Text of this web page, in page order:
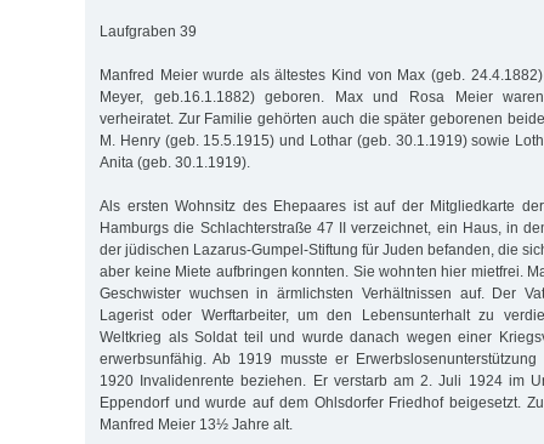
Laufgraben 39
Manfred Meier wurde als ältestes Kind von Max (geb.
Meyer, geb.16.1.1882) geboren. Max und Rosa Meier
verheiratet. Zur Familie gehörten auch die später geborenen
M. Henry (geb. 15.5.1915) und Lothar (geb. 30.1.1919) sowie
Anita (geb. 30.1.1919).
Als ersten Wohnsitz des Ehepaares ist auf der Mitgliedkarte
Hamburgs die Schlachterstraße 47 II verzeichnet, ein Haus, in
der jüdischen Lazarus-Gumpel-Stiftung für Juden befanden, die
aber keine Miete aufbringen konnten. Sie wohnten hier mietfrei.
Geschwister wuchsen in ärmlichsten Verhältnissen auf. Der
Lagerist oder Werftarbeiter, um den Lebensunterhalt zu
Weltkrieg als Soldat teil und wurde danach wegen einer
erwerbsunfähig. Ab 1919 musste er
1920 Invalidenrente beziehen. Er verstarb am 2. Juli 1924 im
Eppendorf und wurde auf dem Ohlsdorfer Friedhof beigesetzt.
Manfred Meier 13½ Jahre alt.